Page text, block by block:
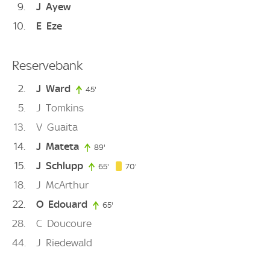
9
J Ayew
10
E Eze
Reservebank
2 J Ward 45'
5 J Tomkins
13
V Guaita
14
J Mateta 89'
15 J Schlupp 65' 65. minute
70'
18 J McArthur
22
O Edouard 65'
28 C Doucoure
44
J Riedewald